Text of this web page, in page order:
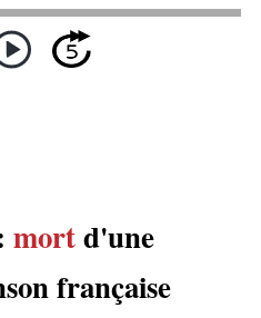
mortd'une
française